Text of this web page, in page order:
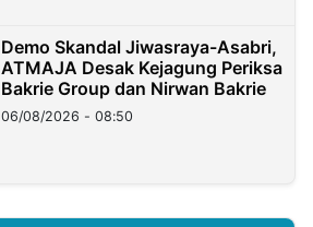
Demo Skandal Jiwasraya-Asabri,
ATMAJA Desak Kejagung Periksa
Bakrie Group dan Nirwan Bakrie
06/08/2026 - 08:50